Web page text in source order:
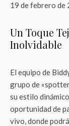
19 de febrero de
Un Toque
Inolvidable
El equipo de
grupo de
su estilo
oportunidad de
vivo, donde